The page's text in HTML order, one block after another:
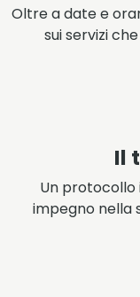
Oltre a date e
sui servizi
Il
Un protocollo
impegno nella